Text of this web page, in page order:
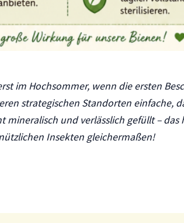
im Hochsommer, wenn die ersten
strategischen Standorten einfache,
mineralisch und verlässlich gefüllt –
Insekten gleichermaßen!